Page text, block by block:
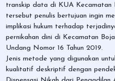
transkip data di KUA Kecamatan
tersebut penulis bertujuan ingin
implikasi hukum terhadap
pernikahan dini di Kecamatan
Undang Nomor 16 Tahun 2019.
Jenis metode yang digunakan
kualitatif deskriptif dengan